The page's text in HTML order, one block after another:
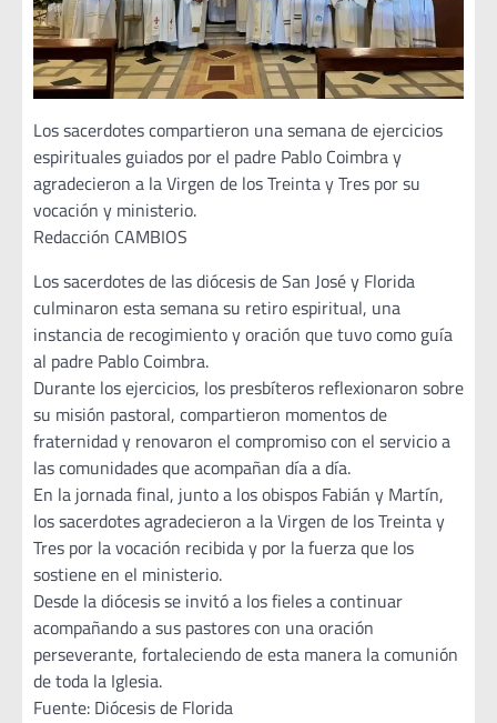
Los sacerdotes compartieron una semana de ejercicios
espirituales guiados por el padre Pablo Coimbra y
agradecieron a la Virgen de los Treinta y Tres por su
vocación y ministerio.
Redacción CAMBIOS
Los sacerdotes de las diócesis de San José y Florida
culminaron esta semana su retiro espiritual, una
instancia de recogimiento y oración que tuvo como guía
al padre Pablo Coimbra.
Durante los ejercicios, los presbíteros reflexionaron sobre
su misión pastoral, compartieron momentos de
fraternidad y renovaron el compromiso con el servicio a
las comunidades que acompañan día a día.
En la jornada final, junto a los obispos Fabián y Martín,
los sacerdotes agradecieron a la Virgen de los Treinta y
Tres por la vocación recibida y por la fuerza que los
sostiene en el ministerio.
Desde la diócesis se invitó a los fieles a continuar
acompañando a sus pastores con una oración
perseverante, fortaleciendo de esta manera la comunión
de toda la Iglesia.
Fuente: Diócesis de Florida